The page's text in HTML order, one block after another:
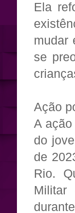
Ela
mudar
se
Ação
A
do
de
Rio.
Militar